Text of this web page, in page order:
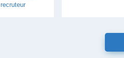
recruteur